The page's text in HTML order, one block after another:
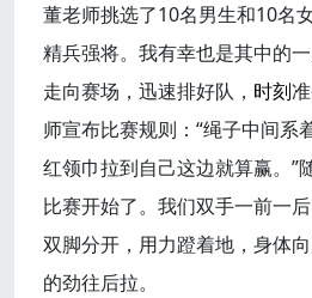
董老师挑选了10名男生和10名
精兵强将。我有幸也是其中的
走向赛场，迅速排好队， 时刻
师宣布比赛规则：“绳子中间系
红领巾拉到自己这边就算赢。”
比赛开始了。我们双手一前一
双脚分开，用力蹬着地，身体
的劲往后拉。